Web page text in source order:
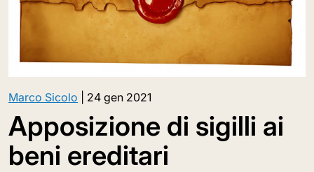
Marco Sicolo 24 gen 2021
Apposizione di sigilli ai
beni ereditari